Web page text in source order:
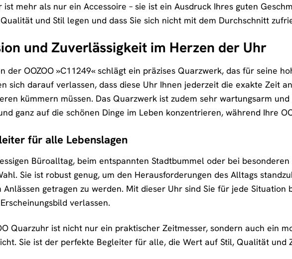
ist mehr als nur ein Accessoire – sie ist ein Ausdruck Ihres guten
und Stil legen und dass Sie sich nicht mit dem Durchschnitt
und Zuverlässigkeit im Herzen der Uhr
der OOZOO »C11249« schlägt ein präzises Quarzwerk, das für seine
sich darauf verlassen, dass diese Uhr Ihnen jederzeit die exakte Zeit
kümmern müssen. Das Quarzwerk ist zudem sehr wartungsarm
ganz auf die schönen Dinge im Leben konzentrieren, während Ihre
für alle Lebenslagen
Büroalltag, beim entspannten Stadtbummel oder bei besonderen
Sie ist robust genug, um den Herausforderungen des Alltags
Anlässen getragen zu werden. Mit dieser Uhr sind Sie für jede
verlassen.
Quarzuhr ist nicht nur ein praktischer Zeitmesser, sondern auch ein
Sie ist der perfekte Begleiter für alle, die Wert auf Stil, Qualität und